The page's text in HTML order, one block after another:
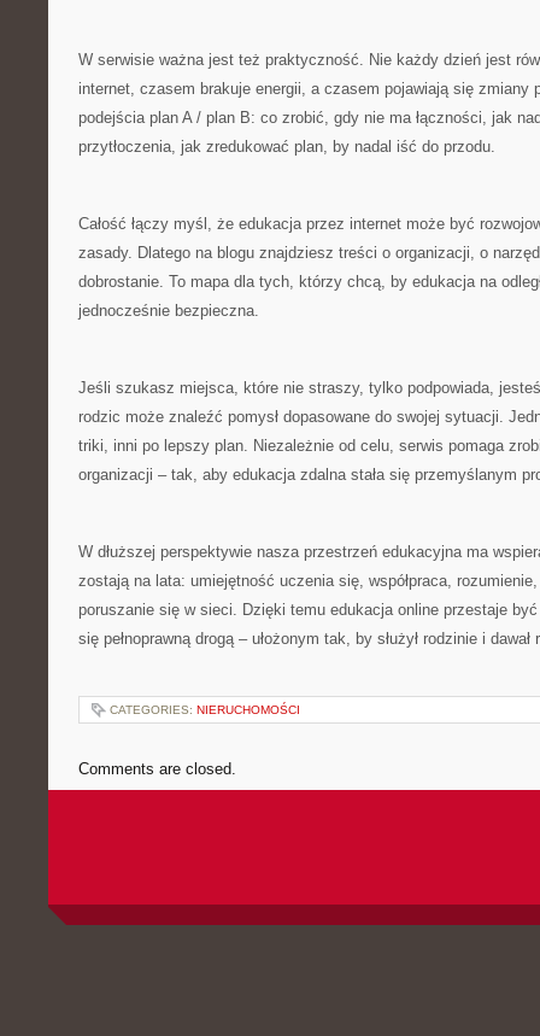
W serwisie ważna jest też praktyczność. Nie każdy dzień jest
internet, czasem brakuje energii, a czasem pojawiają się zmiany
podejścia plan A / plan B: co zrobić, gdy nie ma łączności, jak
przytłoczenia, jak zredukować plan, by nadal iść do przodu.
Całość łączy myśl, że edukacja przez internet może być
zasady. Dlatego na blogu znajdziesz treści o organizacji, o
dobrostanie. To mapa dla tych, którzy chcą, by edukacja na
jednocześnie bezpieczna.
Jeśli szukasz miejsca, które nie straszy, tylko podpowiada,
rodzic może znaleźć pomysł dopasowane do swojej sytuacji.
triki, inni po lepszy plan. Niezależnie od celu, serwis pomaga
organizacji – tak, aby edukacja zdalna stała się przemyślanym
W dłuższej perspektywie nasza przestrzeń edukacyjna ma
zostają na lata: umiejętność uczenia się, współpraca,
poruszanie się w sieci. Dzięki temu edukacja online przestaje
się pełnoprawną drogą – ułożonym tak, by służył rodzinie i dawał
CATEGORIES: NIERUCHOMOŚCI
Comments are closed.